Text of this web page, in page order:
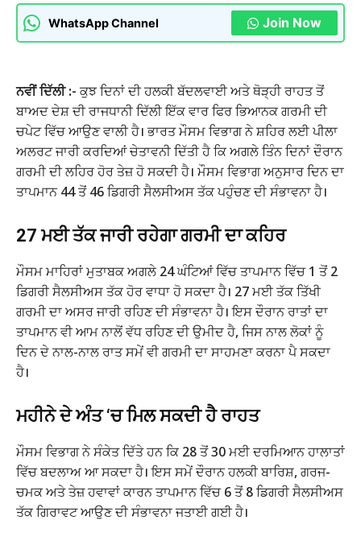
WhatsApp Channel Join Now
ਨਵੀਂ ਦਿੱਲੀ :- ਕੁਝ ਦਿਨਾਂ ਦੀ ਹਲਕੀ ਬੱਦਲਵਾਈ ਅਤੇ ਥੋੜ੍ਹੀ ਰਾਹਤ ਤੋਂ
ਬਾਅਦ ਦੇਸ਼ ਦੀ ਰਾਜਧਾਨੀ ਦਿੱਲੀ ਇੱਕ ਵਾਰ ਫਿਰ ਭਿਆਨਕ ਗਰਮੀ ਦੀ
ਚਪੇਟ ਵਿੱਚ ਆਉਣ ਵਾਲੀ ਹੈ। ਭਾਰਤ ਮੌਸਮ ਵਿਭਾਗ ਨੇ ਸ਼ਹਿਰ ਲਈ ਪੀਲਾ
ਅਲਰਟ ਜਾਰੀ ਕਰਦਿਆਂ ਚੇਤਾਵਨੀ ਦਿੱਤੀ ਹੈ ਕਿ ਅਗਲੇ ਤਿੰਨ ਦਿਨਾਂ ਦੌਰਾਨ
ਗਰਮੀ ਦੀ ਲਹਿਰ ਹੋਰ ਤੇਜ਼ ਹੋ ਸਕਦੀ ਹੈ। ਮੌਸਮ ਵਿਭਾਗ ਅਨੁਸਾਰ ਦਿਨ ਦਾ
ਤਾਪਮਾਨ 44 ਤੋਂ 46 ਡਿਗਰੀ ਸੈਲਸੀਅਸ ਤੱਕ ਪਹੁੰਚਣ ਦੀ ਸੰਭਾਵਨਾ ਹੈ।
27 ਮਈ ਤੱਕ ਜਾਰੀ ਰਹੇਗਾ ਗਰਮੀ ਦਾ ਕਹਿਰ
ਮੌਸਮ ਮਾਹਿਰਾਂ ਮੁਤਾਬਕ ਅਗਲੇ 24 ਘੰਟਿਆਂ ਵਿੱਚ ਤਾਪਮਾਨ ਵਿੱਚ 1 ਤੋਂ 2
ਡਿਗਰੀ ਸੈਲਸੀਅਸ ਤੱਕ ਹੋਰ ਵਾਧਾ ਹੋ ਸਕਦਾ ਹੈ। 27 ਮਈ ਤੱਕ ਤਿੱਖੀ
ਗਰਮੀ ਦਾ ਅਸਰ ਜਾਰੀ ਰਹਿਣ ਦੀ ਸੰਭਾਵਨਾ ਹੈ। ਇਸ ਦੌਰਾਨ ਰਾਤਾਂ ਦਾ
ਤਾਪਮਾਨ ਵੀ ਆਮ ਨਾਲੋਂ ਵੱਧ ਰਹਿਣ ਦੀ ਉਮੀਦ ਹੈ, ਜਿਸ ਨਾਲ ਲੋਕਾਂ ਨੂੰ
ਦਿਨ ਦੇ ਨਾਲ-ਨਾਲ ਰਾਤ ਸਮੇਂ ਵੀ ਗਰਮੀ ਦਾ ਸਾਹਮਣਾ ਕਰਨਾ ਪੈ ਸਕਦਾ
ਹੈ।
ਮਹੀਨੇ ਦੇ ਅੰਤ ‘ਚ ਮਿਲ ਸਕਦੀ ਹੈ ਰਾਹਤ
ਮੌਸਮ ਵਿਭਾਗ ਨੇ ਸੰਕੇਤ ਦਿੱਤੇ ਹਨ ਕਿ 28 ਤੋਂ 30 ਮਈ ਦਰਮਿਆਨ ਹਾਲਾਤਾਂ
ਵਿੱਚ ਬਦਲਾਅ ਆ ਸਕਦਾ ਹੈ। ਇਸ ਸਮੇਂ ਦੌਰਾਨ ਹਲਕੀ ਬਾਰਿਸ਼, ਗਰਜ-
ਚਮਕ ਅਤੇ ਤੇਜ਼ ਹਵਾਵਾਂ ਕਾਰਨ ਤਾਪਮਾਨ ਵਿੱਚ 6 ਤੋਂ 8 ਡਿਗਰੀ ਸੈਲਸੀਅਸ
ਤੱਕ ਗਿਰਾਵਟ ਆਉਣ ਦੀ ਸੰਭਾਵਨਾ ਜਤਾਈ ਗਈ ਹੈ।